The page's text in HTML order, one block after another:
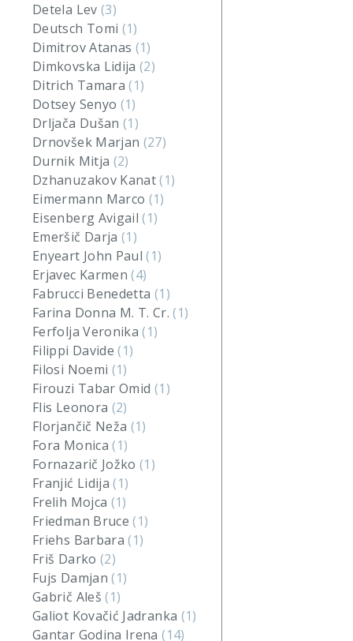
Detela Lev (3)
Deutsch Tomi (1)
Dimitrov Atanas (1)
Dimkovska Lidija(2)
Ditrich Tamara(1)
Dotsey Senyo (1)
Drljača Dušan(1)
Drnovšek Marjan (27)
Durnik Mitja (2)
Dzhanuzakov Kanat(1)
Eimermann Marco (1)
Eisenberg Avigail(1)
Emeršič Darja(1)
Enyeart John Paul(1)
Erjavec Karmen(4)
Fabrucci Benedetta (1)
Farina Donna M. T. Cr.(1)
Ferfolja Veronika(1)
Filippi Davide(1)
Filosi Noemi (1)
Firouzi Tabar Omid (1)
Flis Leonora (2)
Florjančič Neža (1)
Fora Monica(1)
Fornazarič Jožko(1)
Franjić Lidija(1)
Frelih Mojca (1)
Friedman Bruce(1)
Friehs Barbara(1)
Friš Darko (2)
Fujs Damjan(1)
Gabrič Aleš(1)
Galiot Kovačić Jadranka (1)
Gantar Godina Irena(14)